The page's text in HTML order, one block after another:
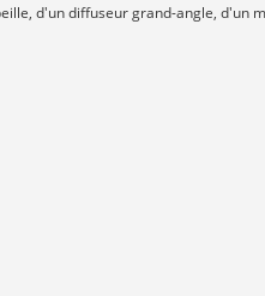
d'un diffuseur grand-angle, d'un